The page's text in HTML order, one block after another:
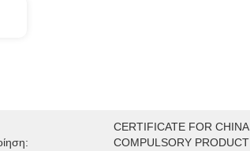
CERTIFICATE FOR CHINA
COMPULSORY PRODUCT